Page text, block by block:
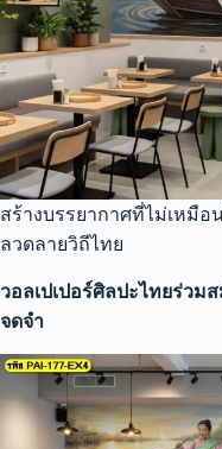
สร้างบรรยากาศที่ไม่เหมือ
ลวดลายวิถีไทย
วอลเปเปอร์ศิลปะไทยร่วม
จดจำ